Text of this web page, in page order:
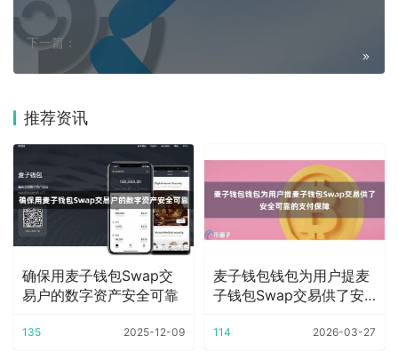
下一篇：
推荐资讯
确保用麦子钱包Swap交
易户的数字资产安全可靠
135 2025-12-09
麦子钱包钱包为用户提麦
子钱包Swap交易供了安
114 2026-03-27